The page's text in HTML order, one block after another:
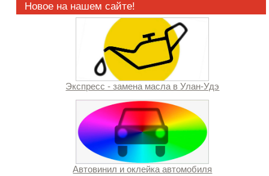
Новое на нашем сайте!
Экспресс - замена масла в Улан-Удэ
Автовинил и оклейка автомобиля